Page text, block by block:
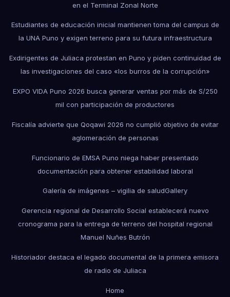
en el Terminal Zonal Norte
Estudiantes de educación inicial mantienen toma del campus de
la UNA Puno y exigen terreno para su futura infraestructura
Exdirigentes de Juliaca protestan en Puno y piden continuidad de
las investigaciones del caso «los burros de la corrupción»
EXPO VIDA Puno 2026 busca generar ventas por más de S/250
mil con participación de productores
Fiscalía advierte que Qoqawi 2026 no cumplió objetivo de evitar
aglomeración de personas
Funcionario de EMSA Puno niega haber presentado
documentación para obtener estabilidad laboral
Galería de imágenes – vigilia de saludGallery
Gerencia regional de Desarrollo Social establecerá nuevo
cronograma para la entrega de terreno del hospital regional
Manuel Nuñes Butrón
Historiador destaca el legado documental de la primera emisora
de radio de Juliaca
Home